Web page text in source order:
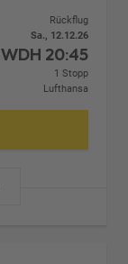
Rückflug
Sa., 12.12.26
WDH 20:45
1 Stopp
Lufthansa